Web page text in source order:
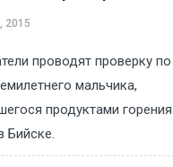
2015
проводят проверку
мальчика,
продуктами
Бийске.